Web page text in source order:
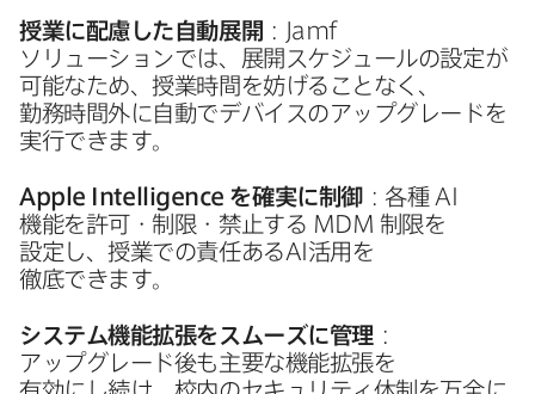
授業に​配慮した​自動展開 ：
Jamf
ソリューションでは、​展開スケジュールの​設定が​
可能な​ため、​授業時間を​妨げる​ことなく、​
勤務時間外に​自動で​デバイスの​アップグレードを​
実行できます。
Apple Intelligence を​確実に​制御 ：各種AI
機能を​許可・制限・禁止する MDM 制限を​
設定し、​授業での​責任あるAI 活用を​
徹底できます。
システム機能拡張を​スムーズに​管理 ：
アップグレード後も​主要な​機能拡張を​